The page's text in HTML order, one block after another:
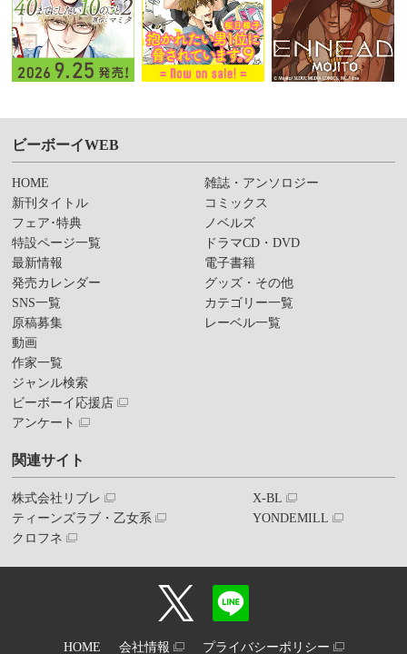
ビーボーイWEB
HOME
新刊タイトル
フェア･特典
特設ページ一覧
最新情報
発売カレンダー
SNS一覧
原稿募集
動画
作家一覧
ジャンル検索
ビーボーイ応援店
アンケート
雑誌・アンソロジー
コミックス
ノベルズ
ドラマCD・DVD
電子書籍
グッズ・その他
カテゴリー一覧
レーベル一覧
関連サイト
株式会社リブレ
ティーンズラブ・乙女系
クロフネ
X-BL
YONDEMILL
HOME 会社情報 プライバシーポリシー